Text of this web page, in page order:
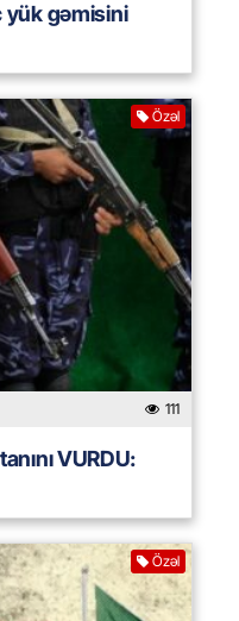
yük gəmisini
Özəl
111
VURDU:
Özəl